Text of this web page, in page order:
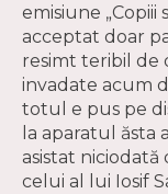
emisiune
acceptat doar
resimt teribil de
invadate acum
totul e pus pe
la aparatul ăsta
asistat niciodată
celui al lui Iosif